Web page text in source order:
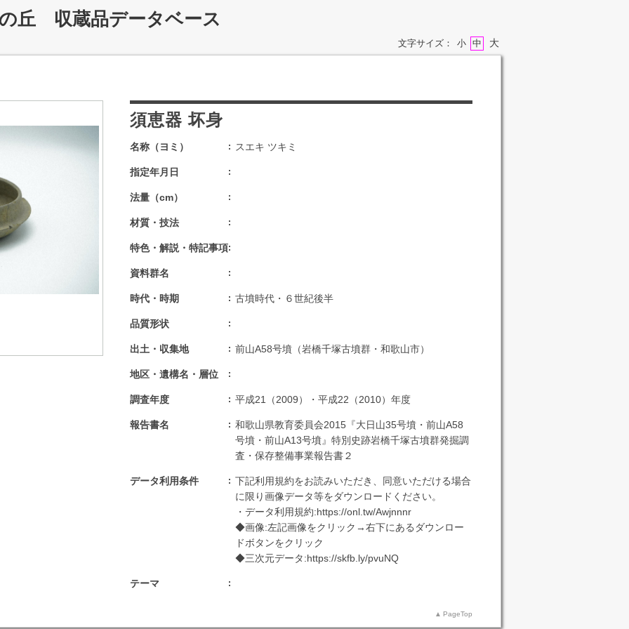
丘 収蔵品データベース
文字サイズ： 小 中 大
須恵器 坏身
名称（ヨミ） スエキ ツキミ
指定年月日
法量（cm）
材質・技法
特色・解説・特記事項
資料群名
時代・時期 古墳時代・６世紀後半
品質形状
出土・収集地 前山A58号墳（岩橋千塚古墳群・和歌山市）
地区・遺構名・層位
調査年度 平成21（2009）・平成22（2010）年度
報告書名
和歌山県教育委員会2015『大日山35号墳・前山A58
号墳・前山A13号墳』特別史跡岩橋千塚古墳群発掘調
査・保存整備事業報告書２
データ利用条件
下記利用規約をお読みいただき、同意いただける場合
に限り画像データ等をダウンロードください。
・データ利用規約:https://onl.tw/Awjnnnr
◆画像:左記画像をクリック→右下にあるダウンロー
ドボタンをクリック
◆三次元データ:https://skfb.ly/pvuNQ
テーマ
PageTop